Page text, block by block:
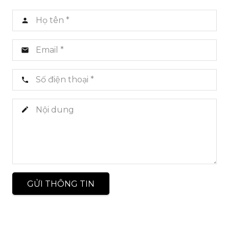
person
email
phone
create
GỬI THÔNG TIN